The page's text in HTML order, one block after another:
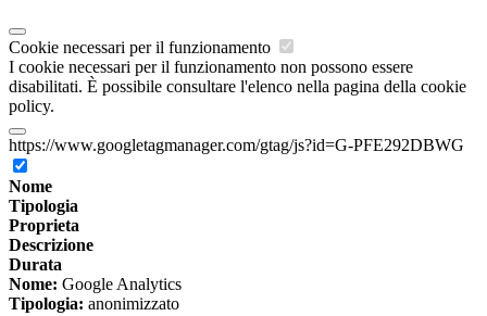
Cookie necessari per il funzionamento
I cookie necessari per il funzionamento non possono essere
disabilitati. È possibile consultare l'elenco nella pagina della cookie
policy.
https://www.googletagmanager.com/gtag/js?id=G-PFE292DBWG
Nome
Tipologia
Proprieta
Descrizione
Durata
Nome: Google Analytics
Tipologia: anonimizzato